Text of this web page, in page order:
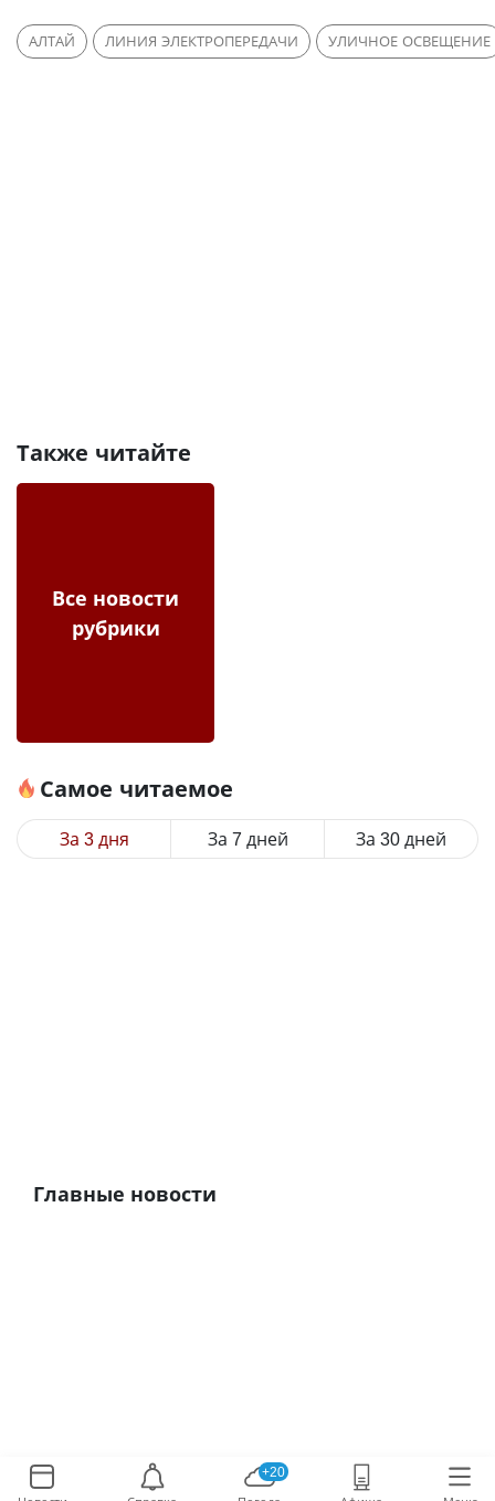
АЛТАЙ ЛИНИЯ ЭЛЕКТРОПЕРЕДАЧИ УЛИЧНОЕ ОСВЕЩЕНИЕ
Также читайте
Все новости
рубрики
Самое читаемое
За 3 дня За 7 дней За 30 дней
Главные новости
+20